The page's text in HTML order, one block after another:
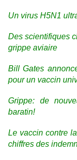
Un virus H5N1
Des scientifiques
grippe aviaire
Bill Gates
pour un vaccin
Grippe: de
baratin!
Le vaccin contre
chiffres des